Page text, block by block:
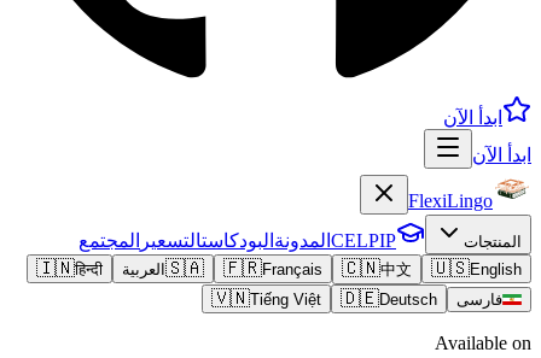
ابدأ الآن
ابدأ الآن
FlexiLingo
المنتجات CELPIP المدونة البودكاستالتسعير المجتمع
🇺🇸English
🇨🇳中文
🇫🇷Français
🇸🇦 العربية 🇮🇳हिन्दी
فارسی
🇩🇪Deutsch
🇻🇳Tiếng Việt
Available on